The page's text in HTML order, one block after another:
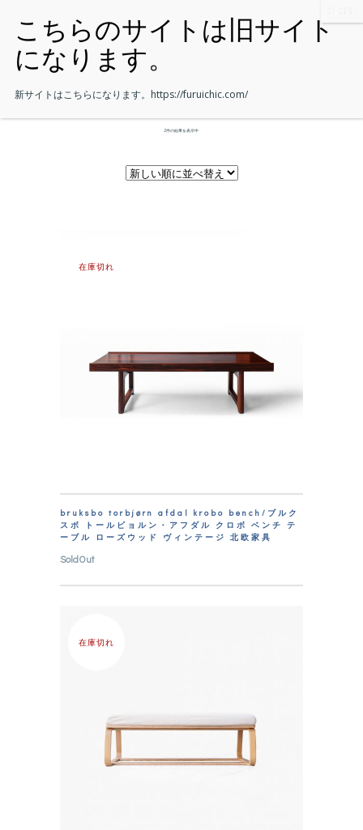
2件の結果を表示中
在庫切れ
bruksbo torbjørn afdal krobo bench/ブルク
スボ トールビョルン・アフダル クロボ ベンチ テ
ーブル ローズウッド ヴィンテージ 北欧家具
SoldOut
在庫切れ
新サイトはこちらになります。 https://furuichic.com/